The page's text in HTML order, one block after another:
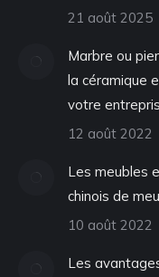
21 août 2025
Marbre ou
la céramique
votre
12 août 2022
Les meubles
chinois de
10 août 2022
Les